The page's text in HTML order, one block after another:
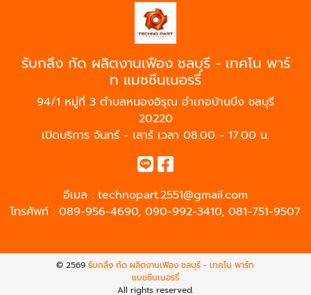
รับกลึง กัด ผลิตงานเฟือง ชลบุรี - เทคโน พาร์
ท แมชชีนเนอรรี่
94/1 หมู่ที่ 3 ตำบลหนองอิรุณ อำเภอบ้านบึง ชลบุรี
20220
เปิดบริการ จันทร์ - เสาร์ เวลา 08.00 - 17.00 น.
อีเมล : technopart.2551@gmail.com
โทรศัพท์ : 089-956-4690, 090-992-3410, 081-751-9507
© 2569รับกลึง กัด ผลิตงานเฟือง ชลบุรี - เทคโน พาร์ท
แมชชีนเนอรรี่
All rights reserved.